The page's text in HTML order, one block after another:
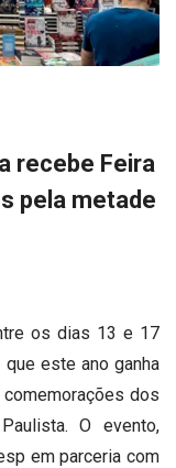
recebe Feira
pela metade
os dias 13 e 17
este ano ganha
dos
O evento,
em parceria com